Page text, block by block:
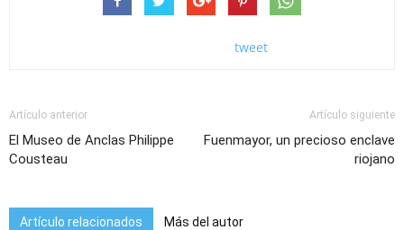
tweet
Artículo anterior
El Museo de Anclas Philippe
Cousteau
Artículo siguiente
Fuenmayor, un precioso enclave
riojano
Artículo relacionados Más del autor